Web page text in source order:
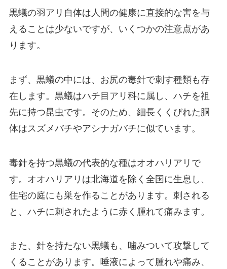
黒蟻の羽アリ自体は人間の健康に直接的な害を与
えることは少ないですが、いくつかの注意点があ
ります。
まず、黒蟻の中には、お尻の毒針で刺す種類も存
在します。黒蟻はハチ目アリ科に属し、ハチを祖
先に持つ昆虫です。そのため、細長くくびれた胴
体はスズメバチやアシナガバチに似ています。
毒針を持つ黒蟻の代表的な種はオオハリアリで
す。オオハリアリは北海道を除く全国に生息し、
住宅の庭にも巣を作ることがあります。刺される
と、ハチに刺されたように赤く腫れて痛みます。
また、針を持たない黒蟻も、噛みついて攻撃して
くることがあります。唾液によって腫れや痛み、